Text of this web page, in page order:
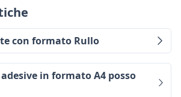
con formato Rullo
in formato A4 posso